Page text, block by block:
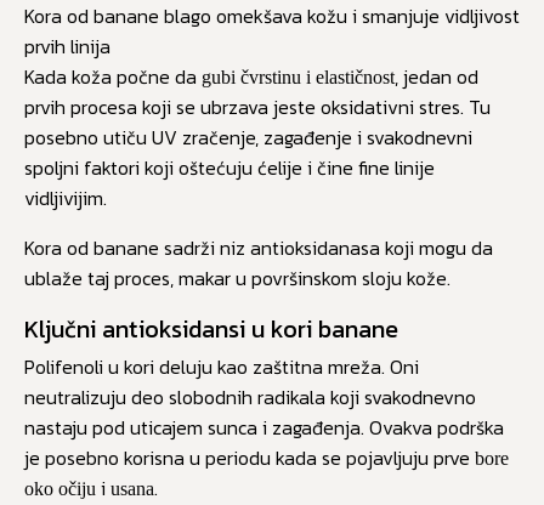
Kora od banane blago omekšava kožu i smanjuje vidljivost
prvih linija
Kada koža počne da gubi čvrstinu i elastičnost, jedan od
prvih procesa koji se ubrzava jeste oksidativni stres. Tu
posebno utiču UV zračenje, zagađenje i svakodnevni
spoljni faktori koji oštećuju ćelije i čine fine linije
vidljivijim.
Kora od banane sadrži niz antioksidanasa koji mogu da
ublaže taj proces, makar u površinskom sloju kože.
Ključni antioksidansi u kori banane
Polifenoli u kori deluju kao zaštitna mreža. Oni
neutralizuju deo slobodnih radikala koji svakodnevno
nastaju pod uticajem sunca i zagađenja. Ovakva podrška
je posebno korisna u periodu kada se pojavljuju prve bore
oko očiju i usana.